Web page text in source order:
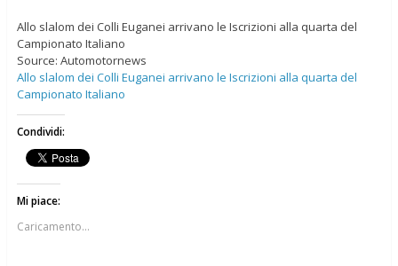
Allo slalom dei Colli Euganei arrivano le Iscrizioni alla quarta del
Campionato Italiano
Source: Automotornews
Allo slalom dei Colli Euganei arrivano le Iscrizioni alla quarta del
Campionato Italiano
Condividi:
Mi piace:
Caricamento...